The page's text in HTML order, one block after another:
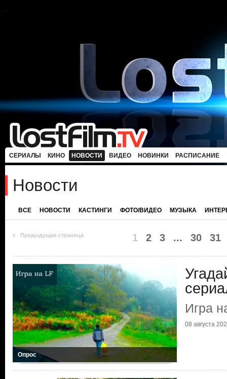
СЕРИАЛЫ КИНО НОВОСТИ ВИДЕО НОВИНКИ РАСПИСАНИЕ
Новости
ВСЕ НОВОСТИ КАСТИНГИ ФОТО/ВИДЕО МУЗЫКА
Предыдущая страница 1 2 3 ... 30 31
Опрос
Игра
08 августа